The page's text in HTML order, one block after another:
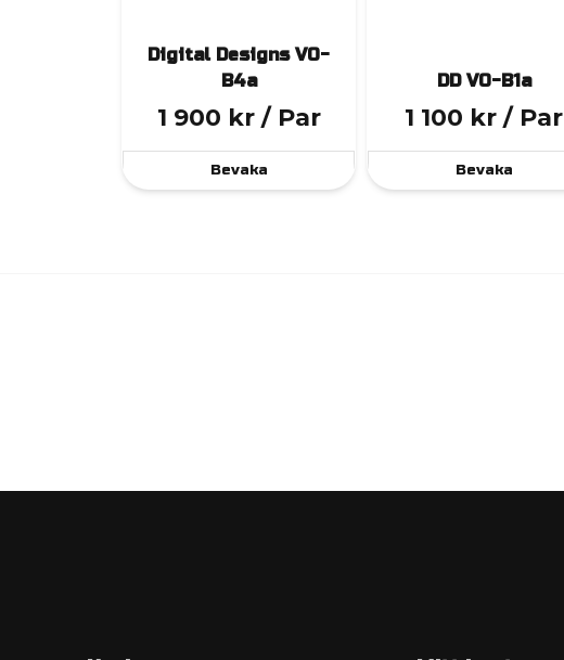
Digital Designs VO-
B4a
1 900 kr / Par
Bevaka
DD VO-B1a
1 100 kr / Par
Bevaka